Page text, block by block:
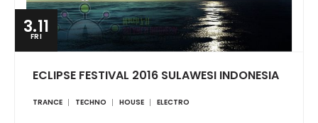
3.11
FRI
ECLIPSE FESTIVAL 2016 SULAWESI INDONESIA
TRANCE TECHNO HOUSE ELECTRO